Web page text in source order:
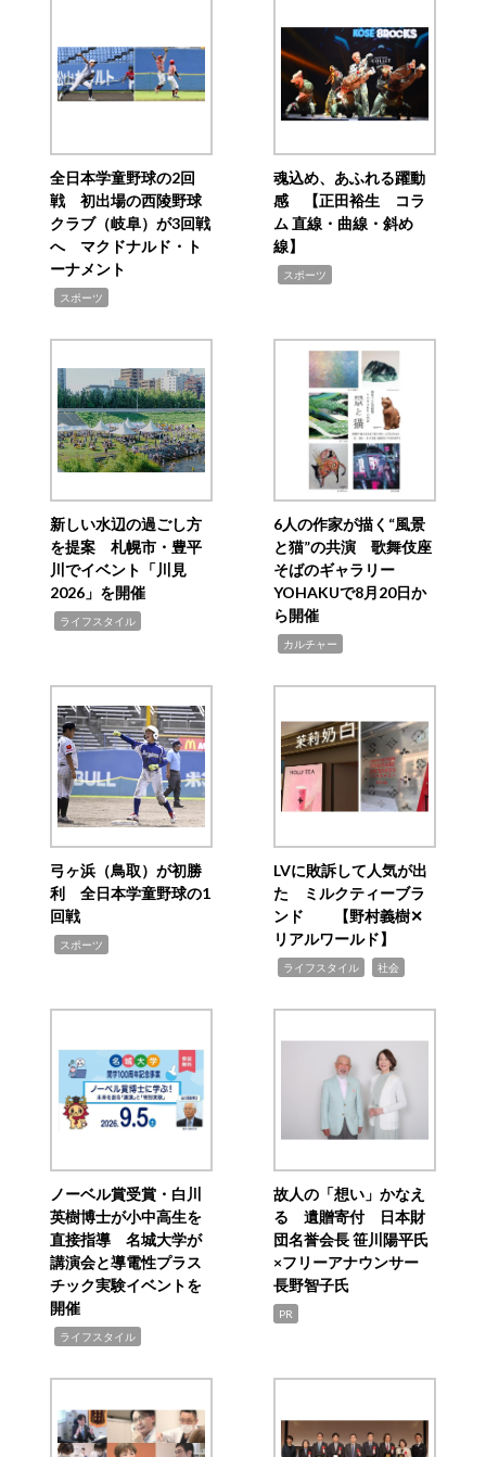
全日本学童野球の2回
戦 初出場の西陵野球
クラブ（岐阜）が3回戦
へ マクドナルド・ト
ーナメント
スポーツ
魂込め、あふれる躍動
感 【正田裕生 コラ
ム 直線・曲線・斜め
線】
スポーツ
新しい水辺の過ごし方
を提案 札幌市・豊平
川でイベント「川見
2026」を開催
ライフスタイル
6人の作家が描く“風景
と猫”の共演 歌舞伎座
そばのギャラリー
YOHAKUで8月20日か
ら開催
カルチャー
弓ヶ浜（鳥取）が初勝
利 全日本学童野球の1
回戦
スポーツ
LVに敗訴して人気が出
た ミルクティーブラ
ンド 【野村義樹✕
リアルワールド】
ライフスタイル 社会
ノーベル賞受賞・白川
英樹博士が小中高生を
直接指導 名城大学が
講演会と導電性プラス
チック実験イベントを
開催
ライフスタイル
故人の「想い」かなえ
る 遺贈寄付 日本財
団名誉会長 笹川陽平氏
×フリーアナウンサー
長野智子氏
PR